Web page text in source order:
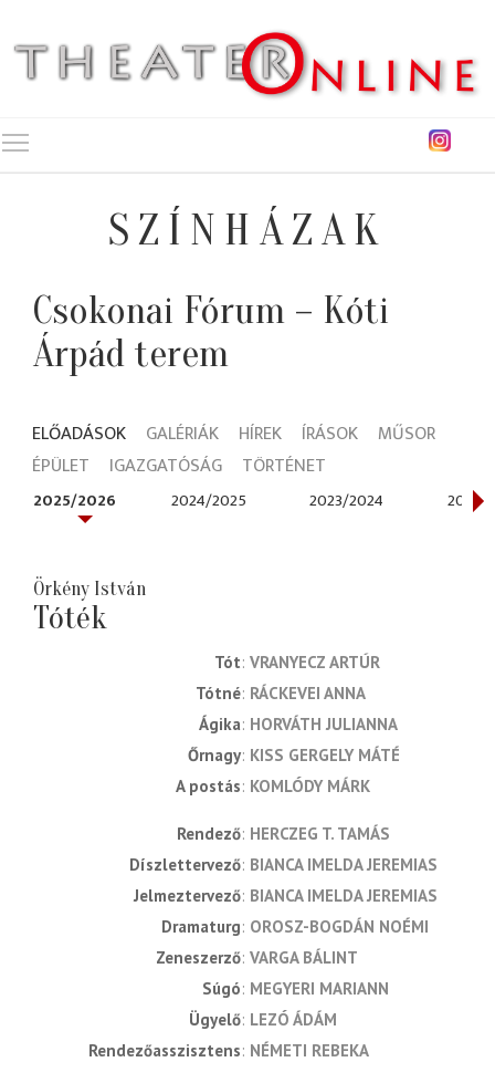
SZÍNHÁZAK
Csokonai Fórum – Kóti
Árpád terem
ELŐADÁSOK GALÉRIÁK HÍREK ÍRÁSOK
MŰSOR
ÉPÜLET
IGAZGATÓSÁG TÖRTÉNET
2025/2026 2024/2025 2023/2024 2022/
Örkény István
Tóték
Tót VRANYECZ ARTÚR
Tótné RÁCKEVEI ANNA
Ágika HORVÁTH JULIANNA
Őrnagy KISS GERGELY MÁTÉ
A postás KOMLÓDY MÁRK
rendező HERCZEG T. TAMÁS
díszlettervező BIANCA IMELDA JEREMIAS
jelmeztervező BIANCA IMELDA JEREMIAS
dramaturg OROSZ-BOGDÁN NOÉMI
zeneszerző VARGA BÁLINT
súgó MEGYERI MARIANN
ügyelő LEZÓ ÁDÁM
rendezőasszisztens NÉMETI REBEKA